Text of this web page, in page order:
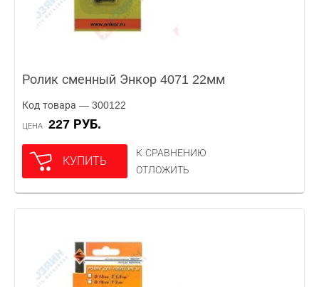
Ролик сменный Энкор 4071 22мм
Код товара — 300122
ЦЕНА 227 РУБ.
КУПИТЬ
К СРАВНЕНИЮ
ОТЛОЖИТЬ